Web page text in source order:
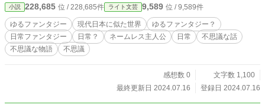
小説 228,685 位 / 228,685件 ライト文芸 9,589 位 / 9,589件
ゆるファンタジー 現代日本に似た世界
ゆるファンタジー？
日常ファンタジー
日常？ ネームレス主人公 日常
不思議な話
不思議な物語
不思議
感想数 0
文字数 1,100
最終更新日 2024.07.16
登録日 2024.07.16